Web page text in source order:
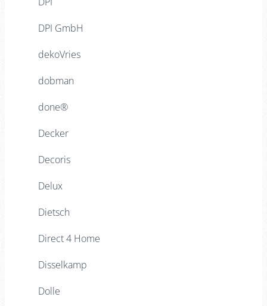
DPI GmbH
dekoVries
dobman
done®
Decker
Decoris
Delux
Dietsch
Direct 4 Home
Disselkamp
Dolle